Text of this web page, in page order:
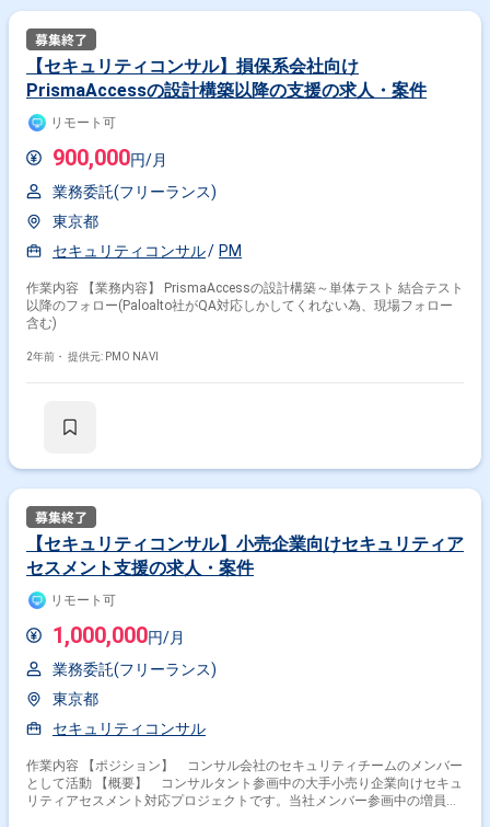
【セキュリティコンサル】損保系会社向け
PrismaAccessの設計構築以降の支援の求人・案件
リモート可
900,000円/月
業務委託(フリーランス)
東京都
セキュリティコンサル
PM
作業内容 【業務内容】 PrismaAccessの設計構築～単体テスト 結合テスト
以降のフォロー(Paloalto社がQA対応しかしてくれない為、現場フォロー
含む)
2年前・ 提供元: PMO NAVI
【セキュリティコンサル】小売企業向けセキュリティア
セスメント支援の求人・案件
リモート可
1,000,000円/月
業務委託(フリーランス)
東京都
セキュリティコンサル
作業内容 【ポジション】 コンサル会社のセキュリティチームのメンバー
として活動 【概要】 コンサルタント参画中の大手小売り企業向けセキュ
リティアセスメント対応プロジェクトです。当社メンバー参画中の増員枠